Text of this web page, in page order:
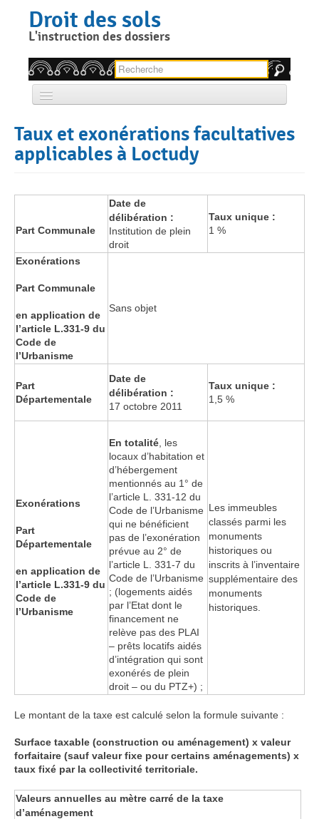
content
Droit des sols
L'instruction des dossiers
Rechercher pour :
Qui sommes nous ?
Comment faire votre demande d’autorisation ?
Réglementation locale
Permanence architecte-conseil
Contact
Taux et exonérations facultatives
applicables à Loctudy
Part Communale
Date de
délibération :
Institution de plein
droit
Taux unique :
1 %
Exonérations
Part Communale
en application de
l’article L.331-9 du
Code de
l’Urbanisme
Sans objet
Part
Départementale
Date de
délibération :
17 octobre 2011
Taux unique :
1,5 %
Exonérations
Part
Départementale
en application de
l’article L.331-9 du
Code de
l’Urbanisme
En totalité , les
locaux d’habitation et
d’hébergement
mentionnés au 1° de
l’article L. 331-12 du
Code de l’Urbanisme
qui ne bénéficient
pas de l’exonération
prévue au 2° de
l’article L. 331-7 du
Code de l’Urbanisme
; (logements aidés
par l’Etat dont le
financement ne
relève pas des PLAI
– prêts locatifs aidés
d’intégration qui sont
exonérés de plein
droit – ou du PTZ+) ;
Les immeubles
classés parmi les
monuments
historiques ou
inscrits à l’inventaire
supplémentaire des
monuments
historiques.
Le montant de la taxe est calculé selon la formule suivante :
Surface taxable (construction ou aménagement) x valeur
forfaitaire (sauf valeur fixe pour certains aménagements) x
taux fixé par la collectivité territoriale.
Valeurs annuelles au mètre carré de la taxe
d’aménagement